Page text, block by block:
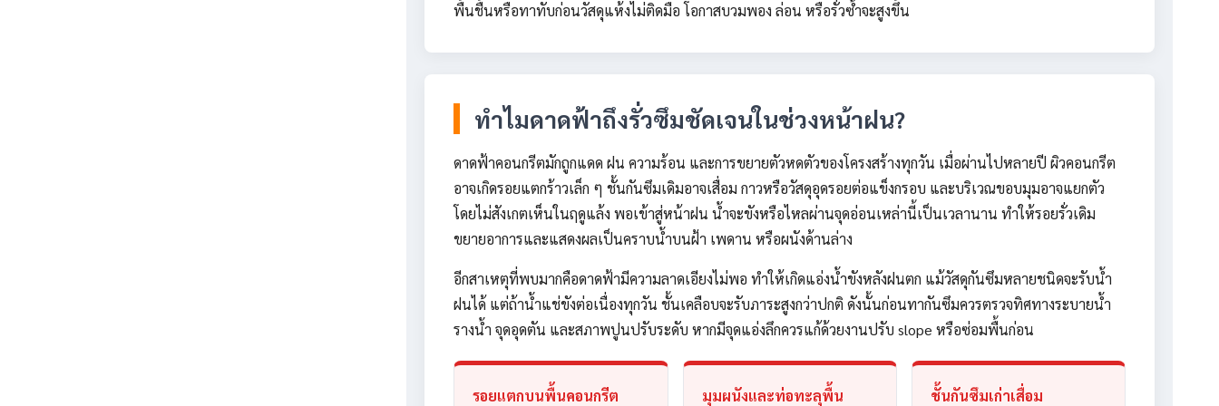
พื้นชื้นหรือทาทับก่อนวัสดุแห้งไม่ติดมือ โอกาสบวมพอง ล่อน หรือรั่วซ้ำจะสูงขึ้น
ทำไมดาดฟ้าถึงรั่วซึมชัดเจนในช่วงหน้าฝน?
ดาดฟ้าคอนกรีตมักถูกแดด ฝน ความร้อน และการขยายตัวหดตัวของโครงสร้างทุกวัน เมื่อผ่านไปหลายปี ผิวคอนกรีต
อาจเกิดรอยแตกร้าวเล็ก ๆ ชั้นกันซึมเดิมอาจเสื่อม กาวหรือวัสดุอุดรอยต่อแข็งกรอบ และบริเวณขอบมุมอาจแยกตัว
โดยไม่สังเกตเห็นในฤดูแล้ง พอเข้าสู่หน้าฝน น้ำจะขังหรือไหลผ่านจุดอ่อนเหล่านี้เป็นเวลานาน ทำให้รอยรั่วเดิม
ขยายอาการและแสดงผลเป็นคราบน้ำบนฝ้า เพดาน หรือผนังด้านล่าง
อีกสาเหตุที่พบมากคือดาดฟ้ามีความลาดเอียงไม่พอ ทำให้เกิดแอ่งน้ำขังหลังฝนตก แม้วัสดุกันซึมหลายชนิดจะรับน้ำ
ฝนได้ แต่ถ้าน้ำแช่ขังต่อเนื่องทุกวัน ชั้นเคลือบจะรับภาระสูงกว่าปกติ ดังนั้นก่อนทากันซึมควรตรวจทิศทางระบายน้ำ
รางน้ำ จุดอุดตัน และสภาพปูนปรับระดับ หากมีจุดแอ่งลึกควรแก้ด้วยงานปรับ slope หรือซ่อมพื้นก่อน
รอยแตกบนพื้นคอนกรีต
มุมผนังและท่อทะลุพื้น
ชั้นกันซึมเก่าเสื่อม